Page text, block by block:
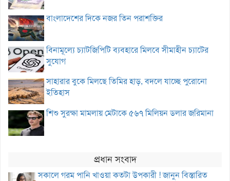
বাংলাদেশের দিকে নজর তিন পরাশক্তির
বিনামূল্যে চ্যাটজিপিটি ব্যবহারে মিলবে সীমাহীন চ্যাটের
সুযোগ
সাহারার বুকে মিলছে তিমির হাড়, বদলে যাচ্ছে পুরোনো
ইতিহাস
শিশু সুরক্ষা মামলায় মেটাকে ৫৬৭ মিলিয়ন ডলার জরিমানা
প্রধান সংবাদ
সকালে গরম পানি খাওয়া কতটা উপকারী ! জানুন বিস্তারিত